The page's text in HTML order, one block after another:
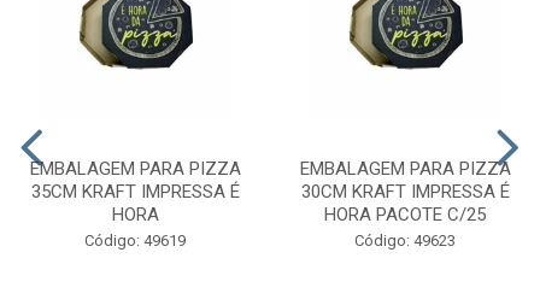
EMBALAGEM PARA PIZZA
35CM KRAFT IMPRESSA É
HORA
Código: 49619
EMBALAGEM PARA PIZZA
30CM KRAFT IMPRESSA É
HORA PACOTE C/25
Código: 49623